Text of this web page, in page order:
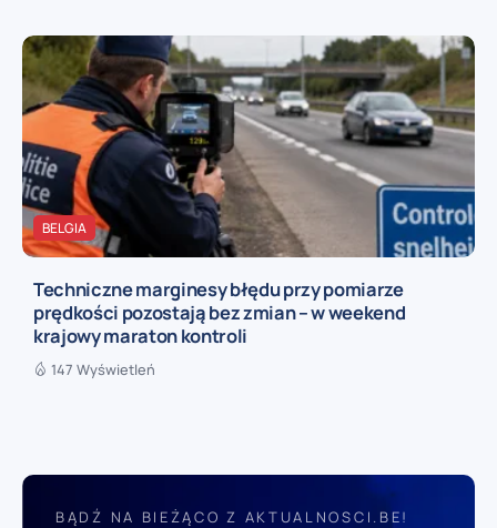
BELGIA
Techniczne marginesy błędu przy pomiarze
prędkości pozostają bez zmian – w weekend
krajowy maraton kontroli
147 Wyświetleń
BĄDŹ NA BIEŻĄCO Z AKTUALNOSCI.BE!